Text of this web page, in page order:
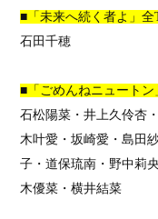
■「未来へ続く者よ」全
石田千穂
■「ごめんねニュートン
石松陽菜・井上久伶杏
木叶愛・坂崎愛・島田
子・道保琉南・野中莉
木優菜・横井結菜